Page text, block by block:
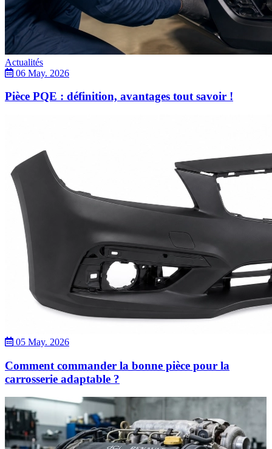
Actualités
06 May. 2026
Pièce PQE : définition, avantages tout savoir !
05 May. 2026
Comment commander la bonne pièce pour la
carrosserie adaptable ?